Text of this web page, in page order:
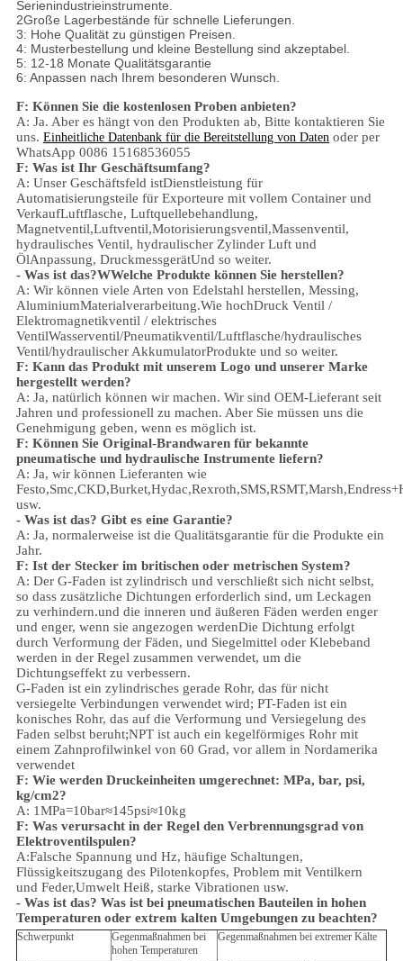
Serienindustrieinstrumente.
2Große Lagerbestände für schnelle Lieferungen.
3: Hohe Qualität zu günstigen Preisen.
4: Musterbestellung und kleine Bestellung sind akzeptabel.
5: 12-18 Monate Qualitätsgarantie
6: Anpassen nach Ihrem besonderen Wunsch.
F: Können Sie die kostenlosen Proben anbieten?
A: Ja. Aber es hängt von den Produkten ab, Bitte kontaktieren Sie
uns. Einheitliche Datenbank für die Bereitstellung von Daten oder per
WhatsApp 0086 15168536055
F: Was ist Ihr Geschäftsumfang?
A: Unser Geschäftsfeld istDienstleistung für
Automatisierungsteile für Exporteure mit vollem Container und
VerkaufLuftflasche, Luftquellebehandlung,
Magnetventil,Luftventil,Motorisierungsventil,Massenventil,
hydraulisches Ventil, hydraulischer Zylinder Luft und
ÖlAnpassung, DruckmessgerätUnd so weiter.
- Was ist das?WWelche Produkte können Sie herstellen?
A: Wir können viele Arten von Edelstahl herstellen, Messing,
AluminiumMaterialverarbeitung.Wie hochDruck Ventil /
Elektromagnetikventil / elektrisches
VentilWasserventil/Pneumatikventil/Luftflasche/hydraulisches
Ventil/hydraulischer AkkumulatorProdukte und so weiter.
F: Kann das Produkt mit unserem Logo und unserer Marke
hergestellt werden?
A: Ja, natürlich können wir machen. Wir sind OEM-Lieferant seit
Jahren und professionell zu machen. Aber Sie müssen uns die
Genehmigung geben, wenn es möglich ist.
F: Können Sie Original-Brandwaren für bekannte
pneumatische und hydraulische Instrumente liefern?
A: Ja, wir können Lieferanten wie
usw.
- Was ist das? Gibt es eine Garantie?
A: Ja, normalerweise ist die Qualitätsgarantie für die Produkte ein
Jahr.
F: Ist der Stecker im britischen oder metrischen System?
A: Der G-Faden ist zylindrisch und verschließt sich nicht selbst,
so dass zusätzliche Dichtungen erforderlich sind, um Leckagen
zu verhindern.und die inneren und äußeren Fäden werden enger
und enger, wenn sie angezogen werdenDie Dichtung erfolgt
durch Verformung der Fäden, und Siegelmittel oder Klebeband
werden in der Regel zusammen verwendet, um die
Dichtungseffekt zu verbessern.
G-Faden ist ein zylindrisches gerade Rohr, das für nicht
versiegelte Verbindungen verwendet wird; PT-Faden ist ein
konisches Rohr, das auf die Verformung und Versiegelung des
Faden selbst beruht;NPT ist auch ein kegelförmiges Rohr mit
einem Zahnprofilwinkel von 60 Grad, vor allem in Nordamerika
verwendet
F: Wie werden Druckeinheiten umgerechnet: MPa, bar, psi,
kg/cm2?
A: 1MPa=10bar≈145psi≈10kg
F: Was verursacht in der Regel den Verbrennungsgrad von
Elektroventilspulen?
A:Falsche Spannung und Hz, häufige Schaltungen,
Flüssigkeitszugang des Pilotenkopfes, Problem mit Ventilkern
und Feder,Umwelt Heiß, starke Vibrationen usw.
- Was ist das? Was ist bei pneumatischen Bauteilen in hohen
Temperaturen oder extrem kalten Umgebungen zu beachten?
Schwerpunkt
Gegenmaßnahmen bei
hohen Temperaturen
Gegenmaßnahmen bei extremer Kälte